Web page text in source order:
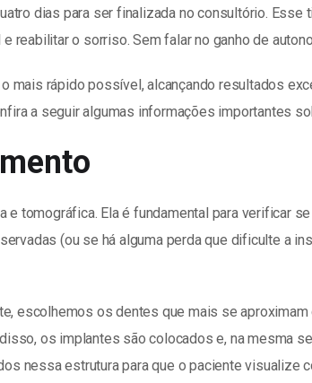
dias para ser finalizada no consultório.
o sorriso. Sem falar no ganho de
mais rápido possível, alcançando resultados
a seguir algumas informações importantes
e tomográfica. Ela é fundamental para verificar
(ou se há alguma perda que dificulte a
escolhemos os dentes que mais se
os implantes são colocados e, na mesma
nessa estrutura para que o paciente